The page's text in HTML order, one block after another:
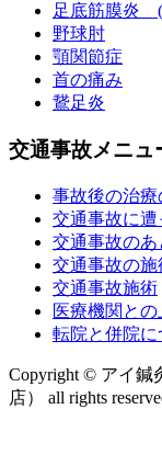
足底筋膜炎
野球肘
顎関節症
首の痛み
鵞足炎
交通事故メニュ
事故後の治
交通事故に遭
交通事故のあ
交通事故の施
交通事故施術
医療機関と
転院と併院に
Copyright © アイ
店） all rights